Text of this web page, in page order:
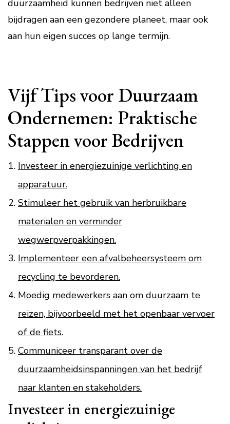
duurzaamheid kunnen bedrijven niet alleen
bijdragen aan een gezondere planeet, maar ook
aan hun eigen succes op lange termijn.
Vijf Tips voor Duurzaam
Ondernemen: Praktische
Stappen voor Bedrijven
Investeer in energiezuinige verlichting en
apparatuur.
Stimuleer het gebruik van herbruikbare
materialen en verminder
wegwerpverpakkingen.
Implementeer een afvalbeheersysteem om
recycling te bevorderen.
Moedig medewerkers aan om duurzaam te
reizen, bijvoorbeeld met het openbaar vervoer
of de fiets.
Communiceer transparant over de
duurzaamheidsinspanningen van het bedrijf
naar klanten en stakeholders.
Investeer in energiezuinige